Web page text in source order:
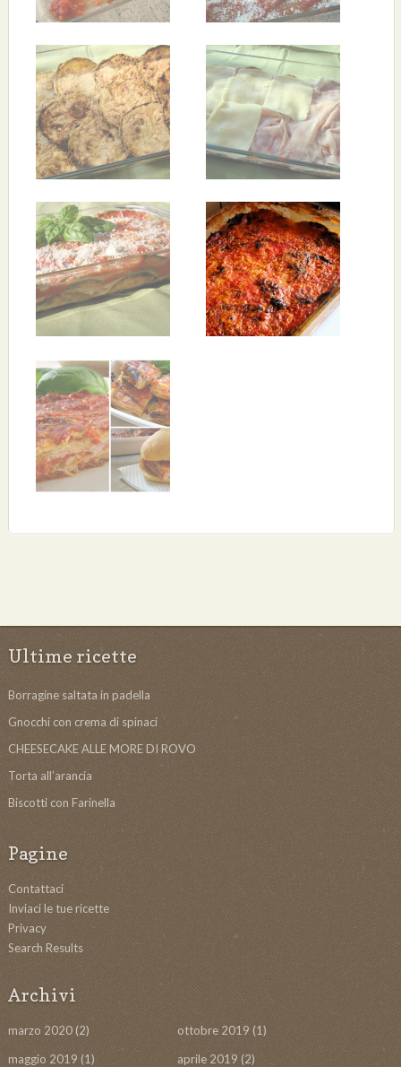
Ultime ricette
Borragine saltata in padella
Gnocchi con crema di spinaci
CHEESECAKE ALLE MORE DI ROVO
Torta all’arancia
Biscotti con Farinella
Pagine
Contattaci
Inviaci le tue ricette
Privacy
Search Results
Archivi
marzo 2020(2) ottobre 2019 (1)
maggio 2019 (1) aprile 2019 (2)